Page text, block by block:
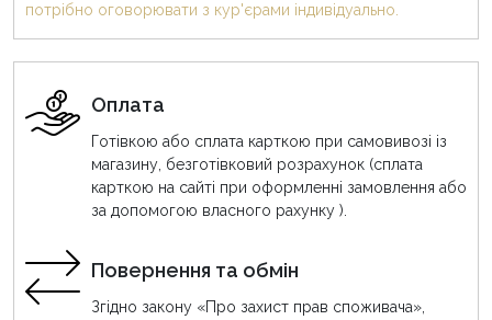
потрібно оговорювати з кур'єрами індивідуально.
Оплата
Готівкою або сплата карткою при самовивозі із
магазину, безготівковий розрахунок (сплата
карткою на сайті при оформленні замовлення або
за допомогою власного рахунку ).
Повернення та обмін
Згідно закону «Про захист прав споживача»,